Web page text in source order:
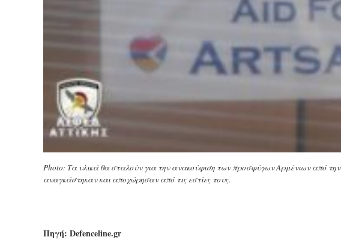
Photo: Τα υλικά θα σταλούν για την ανακούφιση των προσφύγων Αρμένιων από
αναγκάστηκαν και αποχώρησαν από τις εστίες τους.
Πηγή: Defenceline.gr